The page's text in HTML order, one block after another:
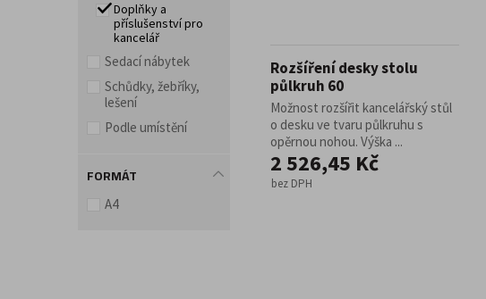
Doplňky a
příslušenství pro
kancelář
Sedací nábytek
Schůdky, žebříky,
lešení
Podle umístění
FORMÁT
A4
Rozšíření desky stolu
půlkruh 60
Možnost rozšířit kancelářský stůl
o desku ve tvaru půlkruhu s
opěrnou nohou. Výška ...
2 526,45 Kč
bez DPH